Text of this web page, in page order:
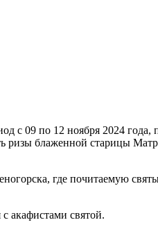
с 09 по 12 ноября 2024 года,
ризы блаженной старицы
где почитаемую
акафистами святой.